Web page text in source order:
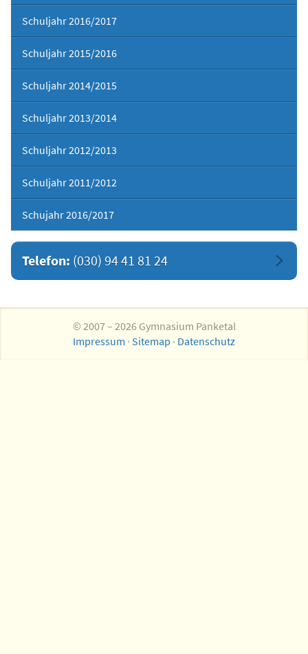
Schuljahr 2016/2017
Schuljahr 2015/2016
Schuljahr 2014/2015
Schuljahr 2013/2014
Schuljahr 2012/2013
Schuljahr 2011/2012
Schujahr 2016/2017
Telefon: (030) 94 41 81 24
© 2007 – 2026 Gymnasium Panketal
Impressum · Sitemap · Datenschutz